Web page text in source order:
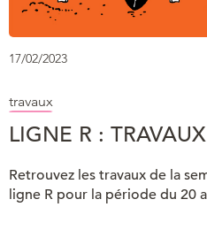
17/02/2023
travaux
LIGNE R :
Retrouvez les travaux de la
ligne R pour la période du 20